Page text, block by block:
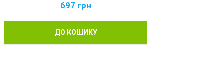
697 грн
ДО КОШИКУ